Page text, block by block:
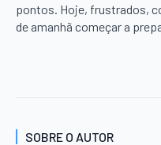
pontos. Hoje, frustrados,
de amanhã começar a
SOBRE O AUTOR